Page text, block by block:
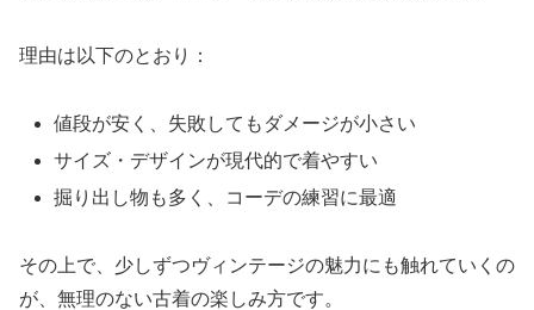
理由は以下のとおり：
値段が安く、失敗してもダメージが小さい
サイズ・デザインが現代的で着やすい
掘り出し物も多く、コーデの練習に最適
その上で、少しずつヴィンテージの魅力にも触れていくの
が、無理のない古着の楽しみ方です。